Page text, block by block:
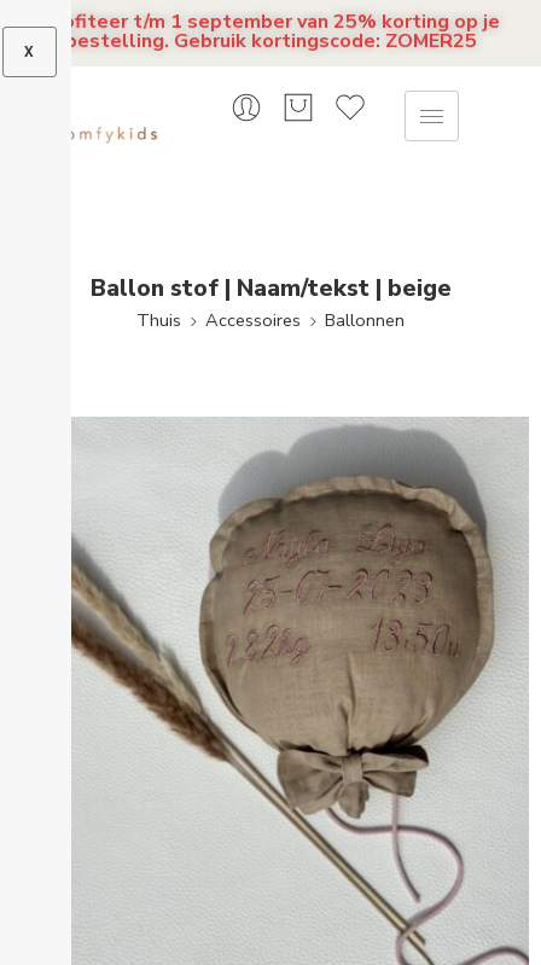
Profiteer t/m 1 september van 25% korting op je
bestelling. Gebruik kortingscode: ZOMER25
X
Ballon stof | Naam/tekst | beige
Thuis Accessoires Ballonnen